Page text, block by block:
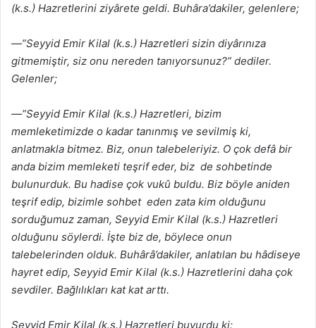
(k.s.) Hazretlerini ziyârete geldi. Buhâra’dakiler, gelenlere;
—”Seyyid Emir Kilal (k.s.) Hazretleri sizin diyârınıza
gitmemiştir, siz onu nereden tanıyorsunuz?” dediler.
Gelenler;
—”Seyyid Emir Kilal (k.s.) Hazretleri, bizim
memleketimizde o kadar tanınmış ve sevilmiş ki,
anlatmakla bitmez. Biz, onun talebeleriyiz. O çok defâ bir
anda bizim memleketi teşrif eder, biz de sohbetinde
bulunurduk. Bu hadise çok vukû buldu. Biz böyle aniden
teşrif edip, bizimle sohbet eden zata kim olduğunu
sorduğumuz zaman, Seyyid Emir Kilal (k.s.) Hazretleri
olduğunu söylerdi. İşte biz de, böylece onun
talebelerinden olduk. Buhârâ’dakiler, anlatılan bu hâdiseye
hayret edip, Seyyid Emir Kilal (k.s.) Hazretlerini daha çok
sevdiler. Bağlılıkları kat kat arttı.
Seyyid Emir Kilal (k.s.) Hazretleri buyurdu ki: